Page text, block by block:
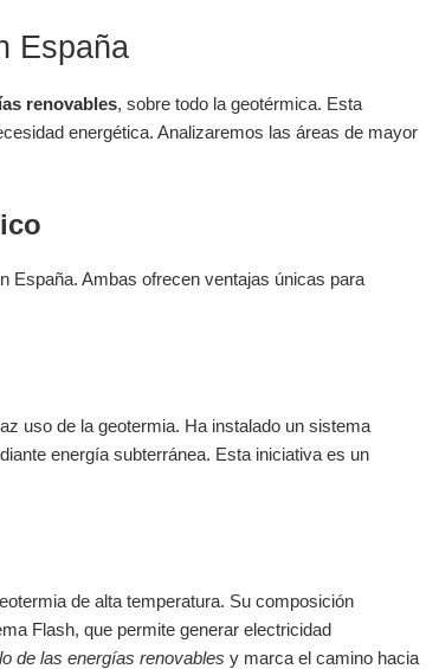
España
renovables, sobre todo la geotérmica. Esta
energética. Analizaremos las áreas de mayor
España. Ambas ofrecen ventajas únicas para
uso de la geotermia. Ha instalado un sistema
energía subterránea. Esta iniciativa es un
de alta temperatura. Su composición
Flash, que permite generar electricidad
de las energías renovables y marca el camino hacia